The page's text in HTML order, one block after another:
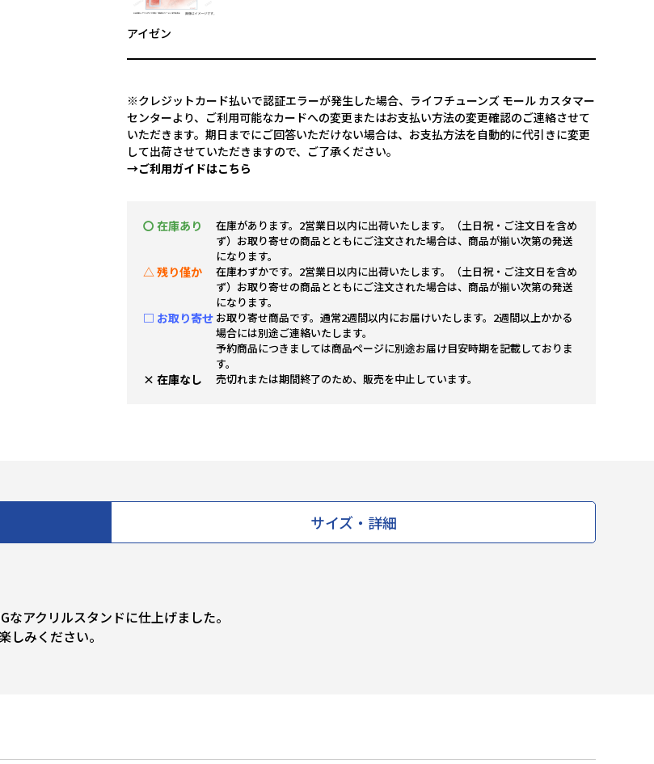
アイゼン
※クレジットカード払いで認証エラーが発生した場合、ライフチューンズ モール カスタマー
センターより、ご利用可能なカードへの変更またはお支払い方法の変更確認のご連絡させて
いただきます。期日までにご回答いただけない場合は、お支払方法を自動的に代引きに変更
して出荷させていただきますので、ご了承ください。
→ご利用ガイドはこちら
〇 在庫あり
在庫があります。2営業日以内に出荷いたします。（土日祝・ご注文日を含め
ず）お取り寄せの商品とともにご注文された場合は、商品が揃い次第の発送
になります。
△ 残り僅か
在庫わずかです。2営業日以内に出荷いたします。（土日祝・ご注文日を含め
ず）お取り寄せの商品とともにご注文された場合は、商品が揃い次第の発送
になります。
□ お取り寄せ お取り寄せ商品です。通常2週間以内にお届けいたします。2週間以上かかる
場合には別途ご連絡いたします。
予約商品につきましては商品ページに別途お届け目安時期を記載しておりま
す。
× 在庫なし 売切れまたは期間終了のため、販売を中止しています。
サイズ・詳細
アクリルスタンドに仕上げました。
しみください。